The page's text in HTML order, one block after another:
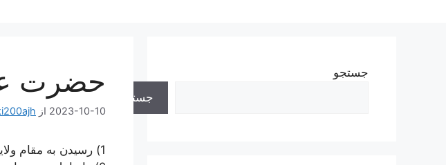
حضرت
2023-10-10 از
1) رسیدن به مقام ولایت آرزوی شیفتگان حقیقت است اما چطور می‌شود به آن دست یافت؟
جستجو
جستجو